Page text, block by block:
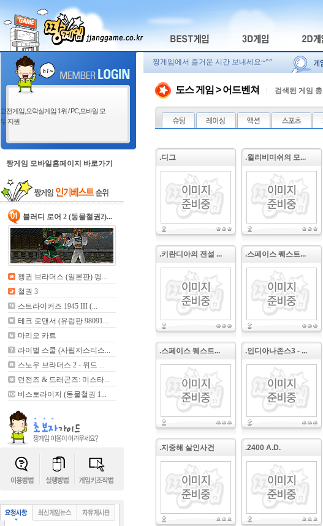
고전게임,오락실게임 1위 / PC,모바일 모
두 지원
짱게임 모바일홈페이지 바로가기
블러디 로어 2 (동물철권2)...
펭귄 브라더스 (일본판) 펭...
철권 3
스트라이커즈 1945 III (...
테크 로맨서 (유럽판 98091...
마리오 카트
라이벌 스쿨 (사립저스티스...
스노우 브라더스 2 - 위드 ...
던전즈 & 드래곤즈: 미스타...
비스토라이저 (동물철권 1...
짱게임에서 즐거운 시간 보내세요~^^
도스 게임 > 어드벤쳐 검색된 게임 총
.디그 .윌리비미쉬의 모...
.키란디아의 전설 ... .스페이스 퀘스트...
.스페이스 퀘스트... .인디아나존스3 - ...
.지중해 살인사건 .2400 A.D.